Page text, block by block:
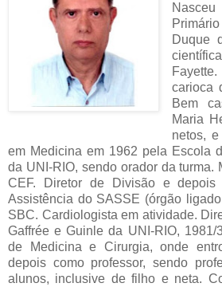
Duque
carioca
Bem
Maria
netos,
em Medicina em 1962 pela Escola
da UNI-RIO, sendo orador da turma.
CEF. Diretor de Divisão e depois
Assistência do SASSE (órgão
SBC. Cardiologista em atividade.
Gaffrée e Guinle da UNI-RIO, 1981/
de Medicina e Cirurgia, onde
depois como professor, sendo
alunos, inclusive de filho e neta.